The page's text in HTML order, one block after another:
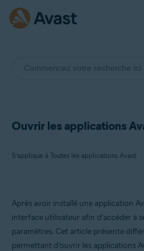
Ouvrir les applications
S’applique à Toutes les applications Avast
Produits:
Toutes les applications Avast
Après avoir installé une application
interface utilisateur afin d’accéder à
paramètres. Cet article présente
permettant d’ouvrir les applications